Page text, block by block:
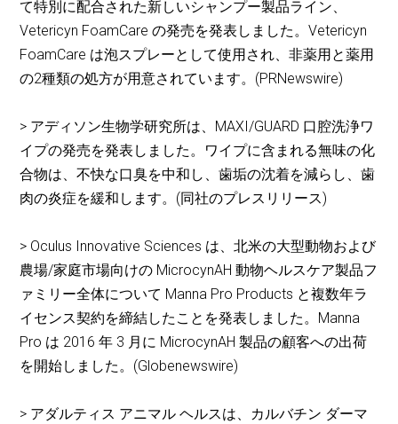
て特別に配合された新しいシャンプー製品ライン、
Vetericyn FoamCare の発売を発表しました。Vetericyn
FoamCare は泡スプレーとして使用され、非薬用と薬用
の2種類の処方が用意されています。(PRNewswire)
> アディソン生物学研究所は、MAXI/GUARD 口腔洗浄ワ
イプの発売を発表しました。ワイプに含まれる無味の化
合物は、不快な口臭を中和し、歯垢の沈着を減らし、歯
肉の炎症を緩和します。(同社のプレスリリース)
> Oculus Innovative Sciences は、北米の大型動物および
農場/家庭市場向けの MicrocynAH 動物ヘルスケア製品フ
ァミリー全体について Manna Pro Products と複数年ラ
イセンス契約を締結したことを発表しました。Manna
Pro は 2016 年 3 月に MicrocynAH 製品の顧客への出荷
を開始しました。(Globenewswire)
> アダルティス アニマル ヘルスは、カルバチン ダーマ